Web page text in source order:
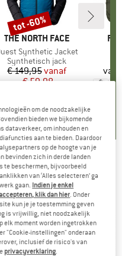
MERK
THE NORTH FACE
Synthetic Jacket
Productgroep
Synthetisch jack
Prijs
€ 149,95Verlaagde prijs
vanaf
€ 59,98
4,0(2)
Korting
tot -60%
Jacket -
om de noodzakelijke
bieden we bijkomende
dataverkeer, om inhouden en
aan te bieden. Daardoor
op de hoogte van je
bevinden zich in derde landen
te beschermen, bijvoorbeeld
van ‘Alles selecteren’ ga
gaan. Indien je enkel
klik dan hier. Onder
kun je je toestemming geven
is vrijwillig, niet noodzakelijk
elk moment worden ingetrokken
"Cookie-instellingen" onderaan
inclusief de risico's van
privacyverklaring.